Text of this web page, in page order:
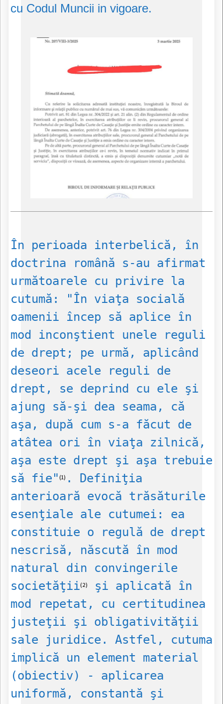
cu Codul Muncii in vigoare.
În perioada interbelică, în
doctrina română s-au afirmat
următoarele cu privire la
cutumă: "În viaţa socială
oamenii încep să aplice în
mod inconştient unele reguli
de drept; pe urmă, aplicând
deseori acele reguli de
drept, se deprind cu ele şi
ajung să-şi dea seama, că
aşa, după cum s-a făcut de
atâtea ori în viaţa zilnică,
aşa este drept şi aşa trebuie
să fie" (1) . Definiţia
anterioară evocă trăsăturile
esenţiale ale cutumei: ea
constituie o regulă de drept
nescrisă, născută în mod
natural din convingerile
societăţii(2)
şi aplicată în
mod repetat, cu certitudinea
justeţii şi obligativităţii
sale juridice. Astfel, cutuma
implică un element material
(obiectiv) - aplicarea
uniformă, constantă şi